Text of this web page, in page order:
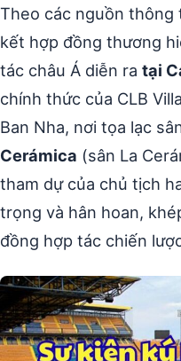
Theo các nguồn thông
kết hợp đồng thương
tác châu Á diễn ra tại
chính thức của CLB
Ban Nha, nơi tọa lạc
Cerámica (sân La
tham dự của chủ tịch
trọng và hân hoan,
đồng hợp tác chiến